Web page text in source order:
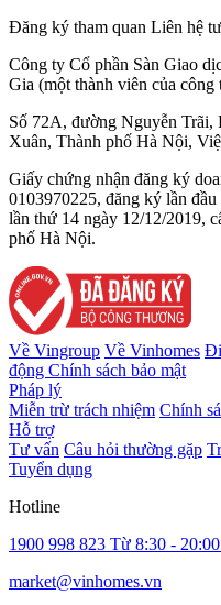
Đăng ký tham quan Liên hệ
Công ty Cổ phần Sàn Giao
Gia (một thành viên của công
Số 72A, đường Nguyễn
Xuân, Thành phố Hà Nội,
Giấy chứng nhận đăng ký
0103970225, đăng ký lần
lần thứ 14 ngày 12/12/2019,
phố Hà Nội.
Về Vingroup Về Vinhomes
động Chính sách bảo mật
Pháp lý
Miễn trừ trách nhiệm Chính
Hỗ trợ
Tư vấn Câu hỏi thường gặp
Tuyển dụng
Hotline
1900 998 823 Từ 8:30 -
market@vinhomes.vn